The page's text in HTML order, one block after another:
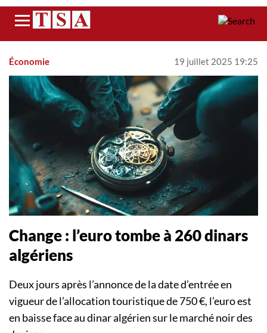
Menu
Économie 19 juillet 2025 19:25
Change : l’euro tombe à 260 dinars
algériens
Deux jours après l’annonce de la date d’entrée en
vigueur de l’allocation touristique de 750 €, l’euro est
en baisse face au dinar algérien sur le marché noir des